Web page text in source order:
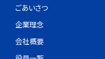
ごあいさつ
企業理念
会社概要